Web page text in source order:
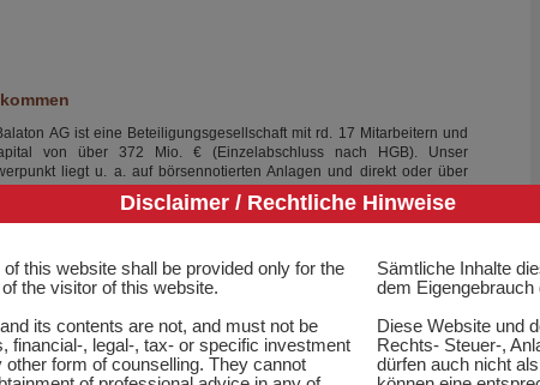
AG ist eine Beteiligungsgesellschaft mit rd. 17 Mitarbeitern und
von über 372 Mio. € (Einzelabschluss nach HGB). Unser
liegt u. a. auf börsennotierten Anlagen und direkt oder über
Tochtergesellschaften gehaltenen, nicht börsennotierten
in unterschiedlichsten Branchen.
rund um Aktien und Kurse, Kennzahlen und Berichte,
Berichte Die Aktie
Disclaimer / Rechtliche Hinweise
this website shall be provided only for the
the visitor of this website.
Sämtliche Inhalte
dem Eigengebrauch
its contents are not, and must not be
financial-, legal-, tax- or specific investment
other form of counselling. They cannot
Diese Website und
Rechts- Steuer-,
dürfen auch nicht